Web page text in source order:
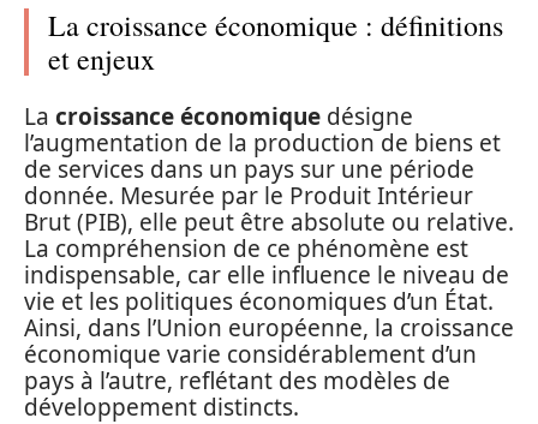
La croissance économique : définitions
et enjeux
La croissance économique désigne
l’augmentation de la production de biens et
de services dans un pays sur une période
donnée. Mesurée par le Produit Intérieur
Brut (PIB), elle peut être absolute ou relative.
La compréhension de ce phénomène est
indispensable, car elle influence le niveau de
vie et les politiques économiques d’un État.
Ainsi, dans l’Union européenne, la croissance
économique varie considérablement d’un
pays à l’autre, reflétant des modèles de
développement distincts.